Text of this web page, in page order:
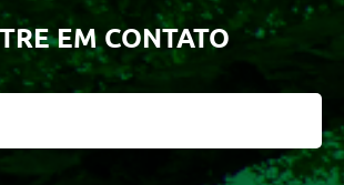
EM CONTATO